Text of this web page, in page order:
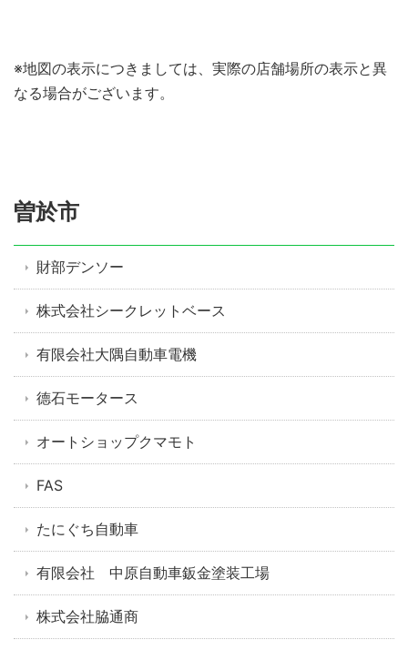
※地図の表示につきましては、実際の店舗場所の表示と異
なる場合がございます。
曽於市
財部デンソー
株式会社シークレットベース
有限会社大隅自動車電機
德石モータース
オートショップクマモト
FAS
たにぐち自動車
有限会社 中原自動車鈑金塗装工場
株式会社脇通商